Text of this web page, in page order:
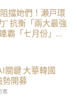
擋她們！瀬戸環
” 抗衡「兩大最強
霸「七月份」榜
鍵 大華韓國
勢開募
案